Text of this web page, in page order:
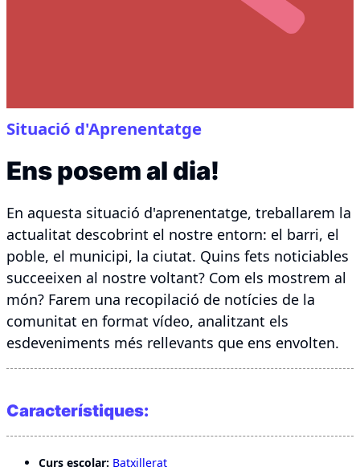
Situació d'Aprenentatge
Ens posem al dia!
En aquesta situació d'aprenentatge, treballarem la
actualitat descobrint el nostre entorn: el barri, el
poble, el municipi, la ciutat. Quins fets noticiables
succeeixen al nostre voltant? Com els mostrem al
món? Farem una recopilació de notícies de la
comunitat en format vídeo, analitzant els
esdeveniments més rellevants que ens envolten.
Característiques:
Curs escolar: Batxillerat